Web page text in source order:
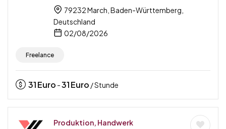
79232 March, Baden-Württemberg,
Deutschland
02/08/2026
Freelance
31Euro -31Euro / Stunde
Produktion, Handwerk